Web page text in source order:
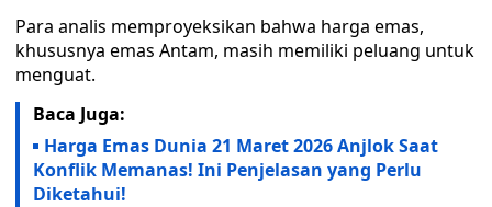
Para analis memproyeksikan bahwa harga emas,
khususnya emas Antam, masih memiliki peluang untuk
menguat.
Baca Juga:
Harga Emas Dunia 21 Maret 2026 Anjlok Saat
Konflik Memanas! Ini Penjelasan yang Perlu
Diketahui!